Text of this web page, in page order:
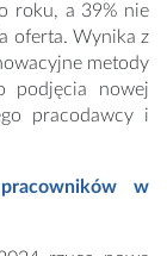
roku, a 39% nie
oferta. Wynika z
metody
podjęcia nowej
pracodawcy i
w